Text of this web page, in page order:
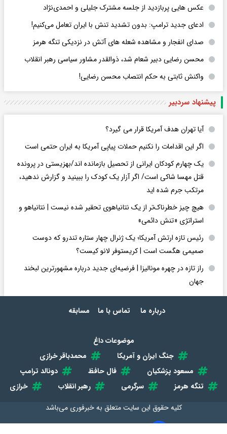
عکس هایی پربازدید از جلسه مشترک جلیلی و احمدی‌نژاد
ادعای جدید ترامپ: بدون تشدید تنش با ایران تعامل می‌کنیم!
صدای انفجار و مشاهده شعله های آتش در نزدیکی تنگه هرمز
محسن رضایی دبیر شعام شد، ذوالقدر مشاور سیاسی رهبر انقلاب
واکنش ثابتی به حکم انتصاب محسن رضایی!
پیشنهاد سردبیر
آیا تهران هدف آمریکا قرار می گیرد؟
اگر این اقدامات را نکنیم حملات پیاپی آمریکا به ایران حتمی است
یک چهارم کودکان ایرانی از تحصیل بازمانده اند/بهزیستی در پرونده
قتل مهسا شاکی است/ اگر آزار یک کودک را ببینید و گزارش ندهید،
مرتکب جرم شده اید
هیچ چیز خطرناک‌تر از یک نتانیاهوی تحقیر شده نیست | نتانیاهو و
استراتژی «تنش دائمی»
رئیس تازه ارتش آمریکا؛ یک ژنرال چهار ستاره تندرو که دوست
صمیمی هگست است | کریستوفر لانو کیست؟
راز تازه در چهره مونالیزا | فرضیه‌ای جدید درباره مشهورترین لبخند
جهان
درباره ما تماس با ما مسابقه
موضوعات داغ
جنگ ایران و آمریکا
محمدباقر خرازی
مسعود پزشکیان
فال حافظ
دونالد ترامپ
تنگه هرمز
سرگرمی رهبر انقلاب
خرازی
کلیه حقوق این سایت متعلق بهخبرفوری می‌باشد